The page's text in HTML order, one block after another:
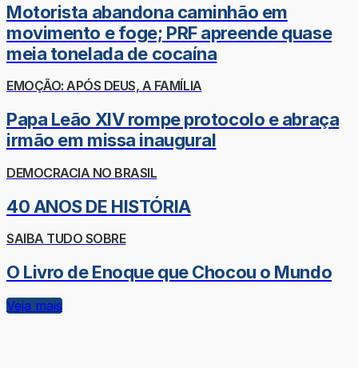
Motorista abandona caminhão em
movimento e foge; PRF apreende quase
meia tonelada de cocaína
EMOÇÃO: APÓS DEUS, A FAMÍLIA
Papa Leão XIV rompe protocolo e abraça
irmão em missa inaugural
DEMOCRACIA NO BRASIL
40 ANOS DE HISTÓRIA
SAIBA TUDO SOBRE
O Livro de Enoque que Chocou o Mundo
Veja mais